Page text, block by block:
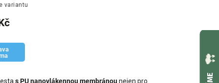
variantu
s PU nanovlákennou membránounejen pro